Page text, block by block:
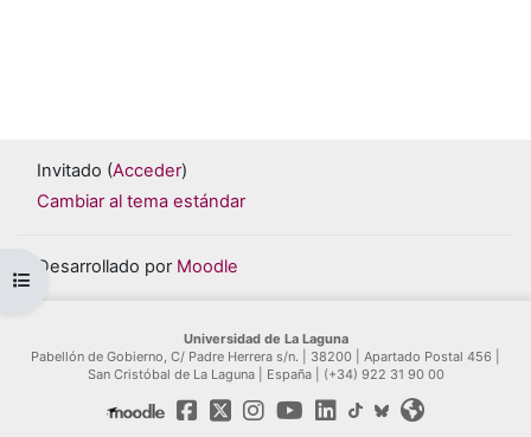
Abrir índice del curso
Invitado (Acceder)
Cambiar al tema estándar
Desarrollado por Moodle
Universidad de La Laguna
Pabellón de Gobierno, C/ Padre Herrera s/n. | 38200 | Apartado Postal 456 |
San Cristóbal de La Laguna | España | (+34) 922 31 90 00